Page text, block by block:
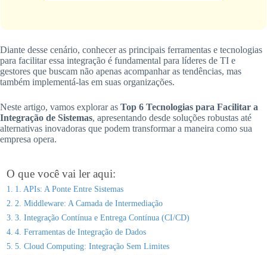
Diante desse cenário, conhecer as principais ferramentas e tecnologias
para facilitar essa integração é fundamental para líderes de TI e
gestores que buscam não apenas acompanhar as tendências, mas
também implementá-las em suas organizações.
Neste artigo, vamos explorar as Top 6 Tecnologias para Facilitar a
Integração de Sistemas, apresentando desde soluções robustas até
alternativas inovadoras que podem transformar a maneira como sua
empresa opera.
O que você vai ler aqui:
1. APIs: A Ponte Entre Sistemas
2. Middleware: A Camada de Intermediação
3. Integração Contínua e Entrega Contínua (CI/CD)
4. Ferramentas de Integração de Dados
5. Cloud Computing: Integração Sem Limites